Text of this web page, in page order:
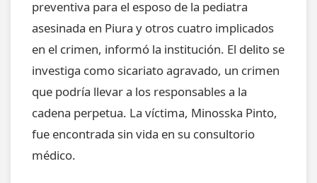
preventiva para el esposo de la pediatra
asesinada en Piura y otros cuatro implicados
en el crimen, informó la institución. El delito se
investiga como sicariato agravado, un crimen
que podría llevar a los responsables a la
cadena perpetua. La víctima, Minosska Pinto,
fue encontrada sin vida en su consultorio
médico.